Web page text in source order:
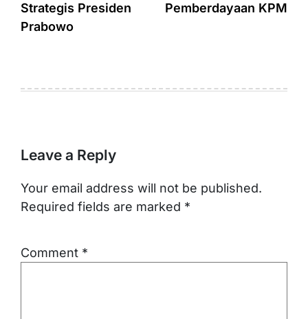
Strategis Presiden
Prabowo
Pemberdayaan KPM
Leave a Reply
Your email address will not be published.
Required fields are marked *
Comment *